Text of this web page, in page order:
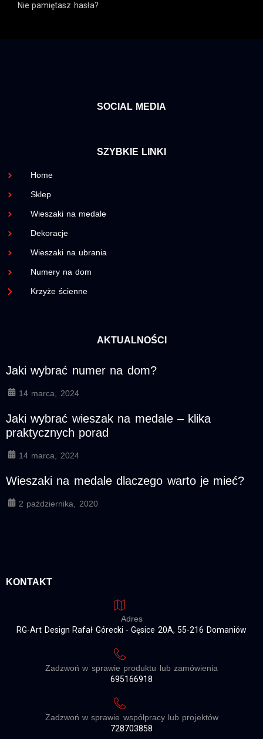
Nie pamiętasz hasła?
SOCIAL MEDIA
SZYBKIE LINKI
Home
Sklep
Wieszaki na medale
Dekoracje
Wieszaki na ubrania
Numery na dom
Krzyże ścienne
AKTUALNOŚCI
Jaki wybrać numer na dom?
14 marca, 2024
Jaki wybrać wieszak na medale – klika
praktycznych porad
14 marca, 2024
Wieszaki na medale dlaczego warto je mieć?
2 października, 2020
KONTAKT
Adres
RG-Art Design Rafał Górecki - Gęsice 20A, 55-216 Domaniów
Zadzwoń w sprawie produktu lub zamówienia
695166918
Zadzwoń w sprawie współpracy lub projektów
728703858